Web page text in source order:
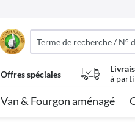
Offres spéciales
à
Van & Fourgon aménagé